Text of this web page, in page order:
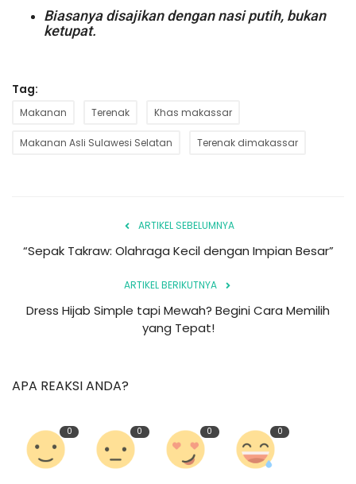
Biasanya disajikan dengan nasi putih, bukan
ketupat.
Tag:
Makanan Terenak Khas makassar
Makanan Asli Sulawesi Selatan Terenak dimakassar
ARTIKEL SEBELUMNYA
“Sepak Takraw: Olahraga Kecil dengan Impian Besar”
ARTIKEL BERIKUTNYA
Dress Hijab Simple tapi Mewah? Begini Cara Memilih
yang Tepat!
APA REAKSI ANDA?
0 0 0 0